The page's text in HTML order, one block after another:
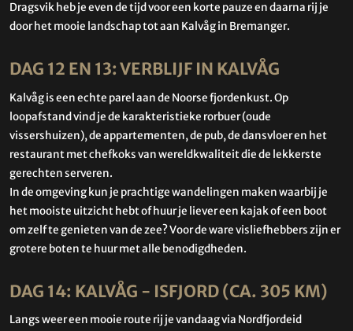
Dragsvik heb je even de tijd voor een korte pauze en daarna rij je
door het mooie landschap tot aan Kalvåg in Bremanger.
DAG 12 EN 13: VERBLIJF IN KALVÅG
Kalvåg is een echte parel aan de Noorse fjordenkust. Op
loopafstand vind je de karakteristieke rorbuer (oude
vissershuizen), de appartementen, de pub, de dansvloer en het
restaurant met chefkoks van wereldkwaliteit die de lekkerste
gerechten serveren.
In de omgeving kun je prachtige wandelingen maken waarbij je
het mooiste uitzicht hebt of huur je liever een kajak of een boot
om zelf te genieten van de zee? Voor de ware visliefhebbers zijn er
grotere boten te huur met alle benodigdheden.
DAG 14: KALVÅG - ISFJORD (CA. 305 KM)
Langs weer een mooie route rij je vandaag via Nordfjordeid